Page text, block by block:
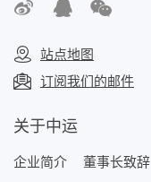
站点地图
订阅我们的邮件
关于中运
企业简介 董事长致辞